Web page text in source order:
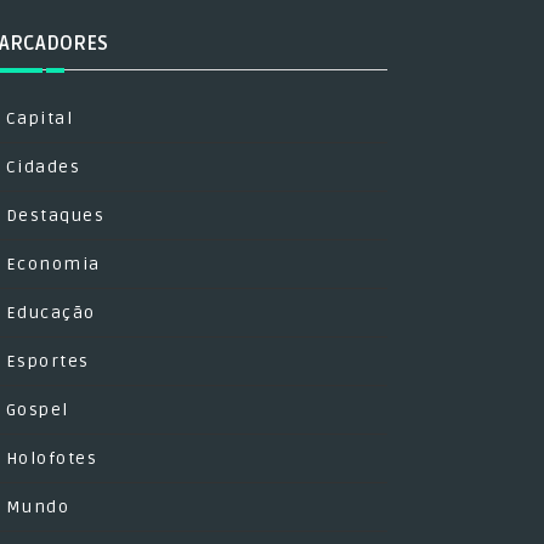
Capital
Cidades
Destaques
Economia
Educação
Esportes
Gospel
Holofotes
Mundo